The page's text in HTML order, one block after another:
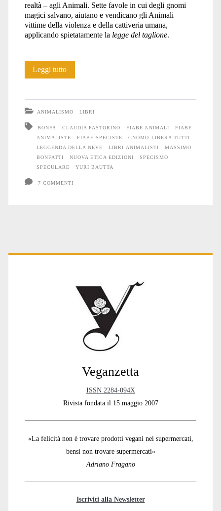
realtà – agli Animali. Sette favole in cui degli gnomi
magici salvano, aiutano e vendicano gli Animali
vittime della violenza e della cattiveria umana,
applicando spietatamente la legge del taglione.
Leggi tuttoGnomo
speciste
dalla
ANIMALISMO LIBRI
BONFA CLAUDIA PASTORINO FIABE ANIMALI
FIABE
ANIMALISTE
FIABE SPECISTE
GNOMO LIBERA TUTTI
LEGGENDA DELLA NEVE
LIBRI ANIMALISTI
MASSIMO
BONFATTI
NUOVA ETICA EDIZIONI
SPECISMO
SPECULARE
YURI BAUTTA
7 COMMENTI
Primary
Veganzetta
ISSN 2284-094X
Rivista fondata il 15 maggio 2007
«La felicità non è trovare prodotti vegani nei supermercati,
bensì non trovare supermercati»
Adriano Fragano
Iscriviti alla Newsletter